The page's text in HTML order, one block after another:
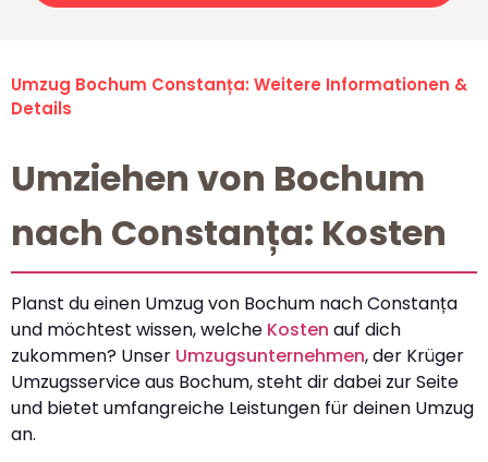
Umzug Bochum Constanța: Weitere Informationen &
Details
Umziehen von Bochum
nach Constanța: Kosten
Planst du einen Umzug von Bochum nach Constanța
und möchtest wissen, welche Kosten auf dich
zukommen? Unser Umzugsunternehmen, der Krüger
Umzugsservice aus Bochum, steht dir dabei zur Seite
und bietet umfangreiche Leistungen für deinen Umzug
an.